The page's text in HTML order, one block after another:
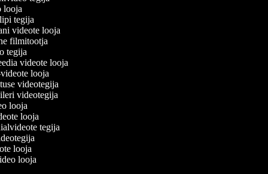
looja
tegija
videote looja
filmitootja
tegija
videote looja
videote looja
videotegija
videotegija
looja
looja
tegija
looja
looja